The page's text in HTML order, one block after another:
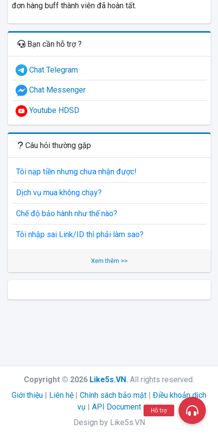
đơn hàng buff thành viên đã hoàn tất.
Bạn cần hỗ trợ ?
Chat Telegram
Chat Messenger
Youtube HDSD
Câu hỏi thường gặp
Tôi nạp tiền nhưng chưa nhận được!
Dịch vụ mua không chạy?
Chế độ bảo hành như thế nào?
Tôi nhập sai Link/ID thì phải làm sao?
Xem thêm >>
Copyright © 2026 Like5s.VN. All rights reserved.
Giới thiệu | Liên hệ | Chính sách bảo mật | Điều khoản dịch
vụ | API Document
Design by Like5s.VN
Hỗ trợ